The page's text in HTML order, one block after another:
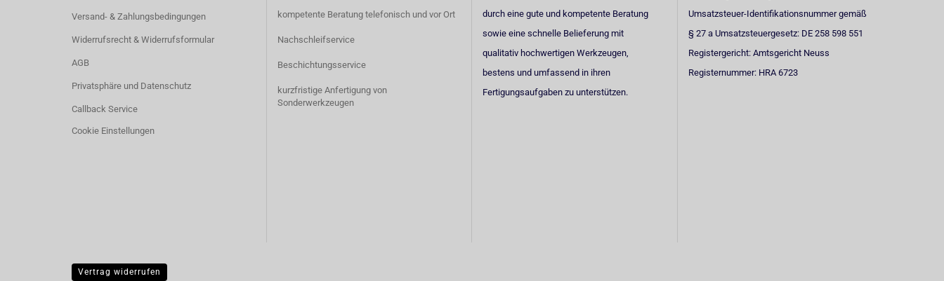
Versand- & Zahlungsbedingungen
Widerrufsrecht & Widerrufsformular
AGB
Privatsphäre und Datenschutz
Callback Service
Cookie Einstellungen
kompetente Beratung telefonisch und vor Ort
Nachschleifservice
Beschichtungsservice
kurzfristige Anfertigung von
Sonderwerkzeugen
durch eine gute und kompetente Beratung
sowie eine schnelle Belieferung mit
qualitativ hochwertigen Werkzeugen,
bestens und umfassend in ihren
Fertigungsaufgaben zu unterstützen.
Umsatzsteuer-Identifikationsnummer gemäß
§ 27 a Umsatzsteuergesetz: DE 258 598 551
Registergericht: Amtsgericht Neuss
Registernummer: HRA 6723
Vertrag widerrufen